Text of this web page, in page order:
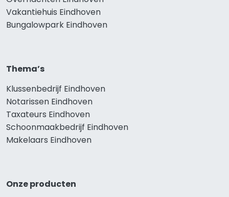
Vakantiehuis Eindhoven
Bungalowpark Eindhoven
Thema’s
Klussenbedrijf Eindhoven
Notarissen Eindhoven
Taxateurs Eindhoven
Schoonmaakbedrijf Eindhoven
Makelaars Eindhoven
Onze producten